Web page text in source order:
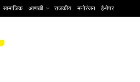
सामाजिक आणखी राजकीय मनोरंजन ई-पेपर